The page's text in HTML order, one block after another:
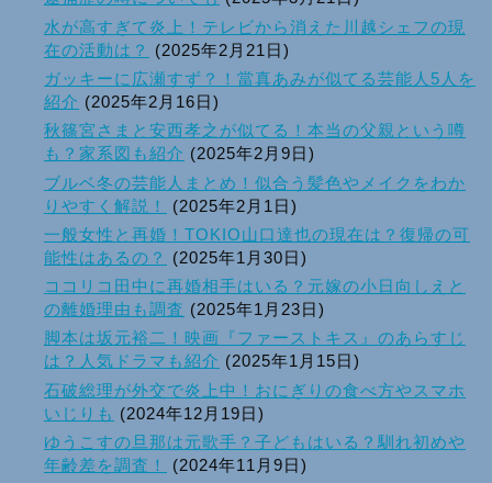
水が高すぎて炎上！テレビから消えた川越シェフの現
在の活動は？
(2025年2月21日)
ガッキーに広瀬すず？！當真あみが似てる芸能人5人を
紹介 (2025年2月16日)
秋篠宮さまと安西孝之が似てる！本当の父親という噂
も？家系図も紹介 (2025年2月9日)
ブルベ冬の芸能人まとめ！似合う髪色やメイクをわか
りやすく解説！
(2025年2月1日)
一般女性と再婚！TOKIO山口達也の現在は？復帰の可
能性はあるの？
(2025年1月30日)
ココリコ田中に再婚相手はいる？元嫁の小日向しえと
の離婚理由も調査 (2025年1月23日)
脚本は坂元裕二！映画『ファーストキス』のあらすじ
は？人気ドラマも紹介 (2025年1月15日)
石破総理が外交で炎上中！おにぎりの食べ方やスマホ
いじりも (2024年12月19日)
ゆうこすの旦那は元歌手？子どもはいる？馴れ初めや
年齢差を調査！
(2024年11月9日)